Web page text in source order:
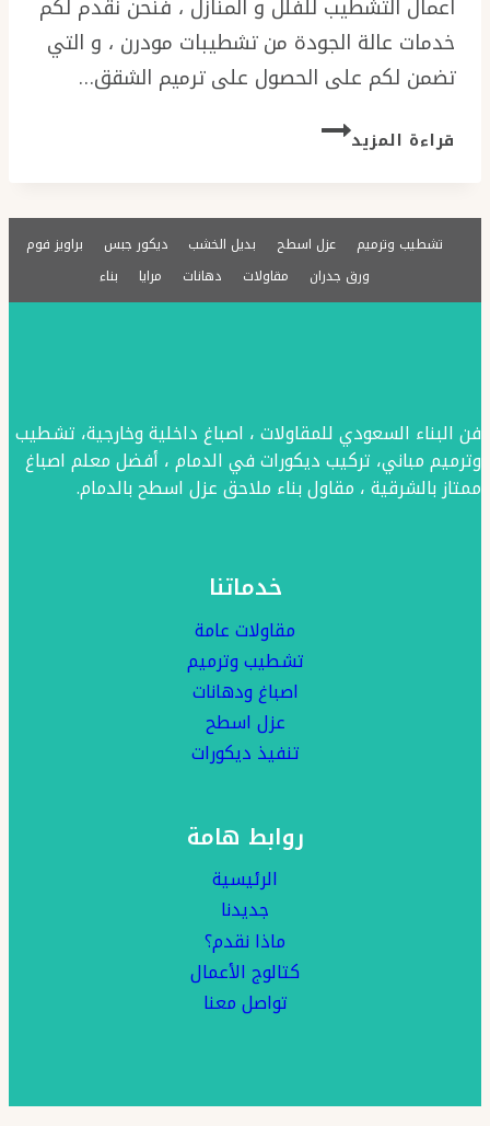
اعمال التشطيب للفلل و المنازل ، فنحن نقدم لكم
خدمات عالة الجودة من تشطيبات مودرن ، و التي
تضمن لكم على الحصول على ترميم الشقق…
قراءة المزيدخدمات
الترميم
0576154945
مقاول
ترميم
مباني
الخبر
الجبيل
بالشرقية
تشطيب وترميم عزل اسطح بديل الخشب ديكور جبس
براويز فوم
ورق جدران
مقاولات دهانات مرايا بناء
فن البناء السعودي للمقاولات ، اصباغ داخلية وخارجية، تشطيب
وترميم مباني، تركيب ديكورات في الدمام ، أفضل معلم اصباغ
ممتاز بالشرقية ، مقاول بناء ملاحق عزل اسطح بالدمام.
خدماتنا
مقاولات عامة
تشطيب وترميم
اصباغ ودهانات
عزل اسطح
تنفيذ ديكورات
روابط هامة
الرئيسية
جديدنا
ماذا نقدم؟
كتالوج الأعمال
تواصل معنا